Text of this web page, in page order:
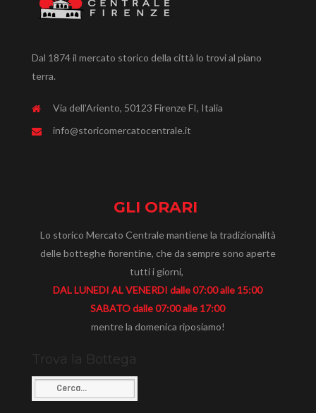
Dal 1874 il mercato storico della città lo trovi al piano
terra.
Via dell'Ariento, 50123 Firenze FI, Italia
info@storicomercatocentrale.it
GLI ORARI
Lo storico Mercato Centrale mantiene la tradizionalità
delle botteghe fiorentine, che da sempre sono aperte
tutti i giorni,
DAL LUNEDI AL VENERDI dalle 07:00 alle 15:00
SABATO dalle 07:00 alle 17:00
mentre la domenica riposiamo!
Trova la Bottega